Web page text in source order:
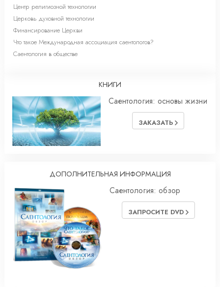
Центр религиозной технологии
Церковь духовной технологии
Финансирование Церкви
Что такое Международная ассоциация саентологов?
Саентология в обществе
КНИГИ
Саентология: основы жизни
ЗАКАЗАТЬ
ДОПОЛНИТЕЛЬНАЯ ИНФОРМАЦИЯ
Саентология: обзор
ЗАПРОСИТЕ DVD